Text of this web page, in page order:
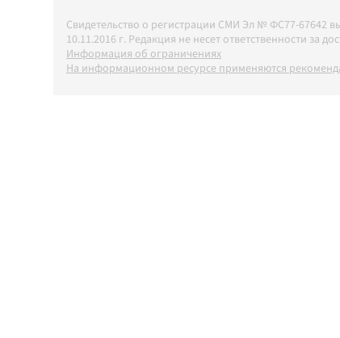
Свидетельство о регистрации СМИ Эл № ФС77-67642
10.11.2016 г. Редакция не несет ответственности
Информация об ограничениях
На информационном ресурсе применяются